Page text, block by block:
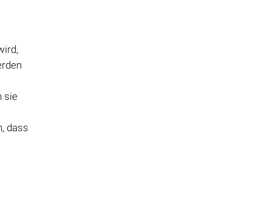
sie
dass